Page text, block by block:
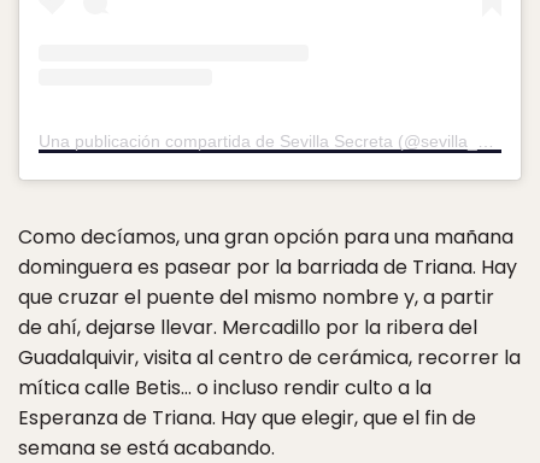
Como decíamos, una gran opción para una mañana
dominguera es pasear por la barriada de Triana. Hay
que cruzar el puente del mismo nombre y, a partir
de ahí, dejarse llevar. Mercadillo por la ribera del
Guadalquivir, visita al centro de cerámica, recorrer la
mítica calle Betis… o incluso rendir culto a la
Esperanza de Triana. Hay que elegir, que el fin de
semana se está acabando.